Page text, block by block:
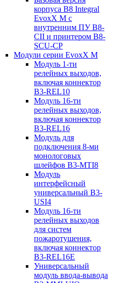
корпуса B8 Integral
EvoxX M с
внутренним ПУ B8-
CII и принтером B8-
SCU-CP
Модули серии EvoxX M
Модуль 1-ти
релейных выходов,
включая коннектор
B3-REL10
Модуль 16-ти
релейных выходов,
включая коннектор
B3-REL16
Модуль для
подключения 8-ми
монологовых
шлейфов B3-MTI8
Модуль
интерфейсный
универсальный B3-
USI4
Модуль 16-ти
релейных выходов
для систем
пожаротушения,
включая коннектор
B3-REL16E
Универсальный
модуль ввода-вывода